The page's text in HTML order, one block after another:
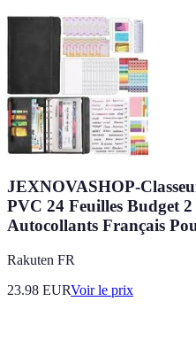
JEXNOVASHOP-
PVC 24 Feuilles Budget
Autocollants Français
Rakuten FR
23.98 EURVoir le prix